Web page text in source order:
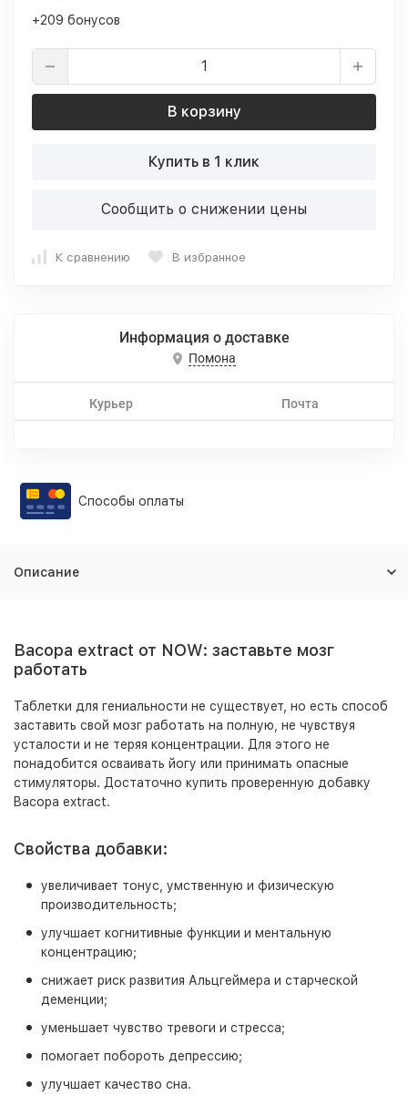
+209 бонусов
В корзину
Купить в 1 клик
Сообщить о снижении цены
К сравнению В избранное
Информация о доставке
Помона
Курьер Почта
Способы оплаты
Описание
Bacopa extract от NOW: заставьте мозг
работать
Таблетки для гениальности не существует, но есть способ
заставить свой мозг работать на полную, не чувствуя
усталости и не теряя концентрации. Для этого не
понадобится осваивать йогу или принимать опасные
стимуляторы. Достаточно купить проверенную добавку
Bacopa extract.
Свойства добавки:
увеличивает тонус, умственную и физическую
производительность;
улучшает когнитивные функции и ментальную
концентрацию;
снижает риск развития Альцгеймера и старческой
деменции;
уменьшает чувство тревоги и стресса;
помогает побороть депрессию;
улучшает качество сна.